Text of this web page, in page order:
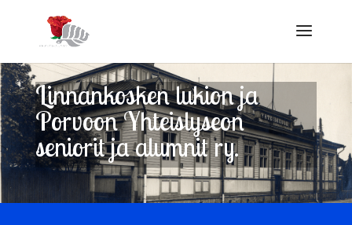
Linnankosken lukion ja
Porvoon Yhteislyseon
seniorit ja alumnit ry.